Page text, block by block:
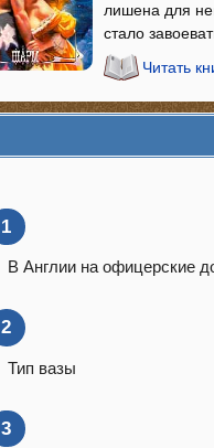
лишена для
стало
Читать
1
В Англии на офицерские
2
Тип вазы
3